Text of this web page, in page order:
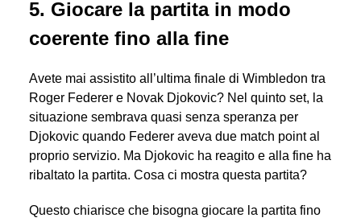
5. Giocare la partita in modo
coerente fino alla fine
Avete mai assistito all’ultima finale di Wimbledon tra
Roger Federer e Novak Djokovic? Nel quinto set, la
situazione sembrava quasi senza speranza per
Djokovic quando Federer aveva due match point al
proprio servizio. Ma Djokovic ha reagito e alla fine ha
ribaltato la partita. Cosa ci mostra questa partita?
Questo chiarisce che bisogna giocare la partita fino